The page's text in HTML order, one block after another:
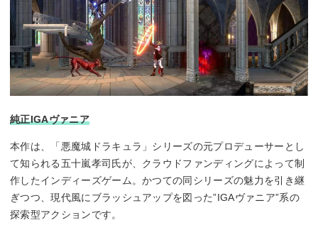
純正IGAヴァニア
本作は、「悪魔城ドラキュラ」シリーズの元プロデューサーとし
て知られる五十嵐孝司氏が、クラウドファンディングによって制
作したインディーズゲーム。かつての同シリーズの魅力を引き継
ぎつつ、現代風にブラッシュアップを図った”IGAヴァニア”系の
探索型アクションです。